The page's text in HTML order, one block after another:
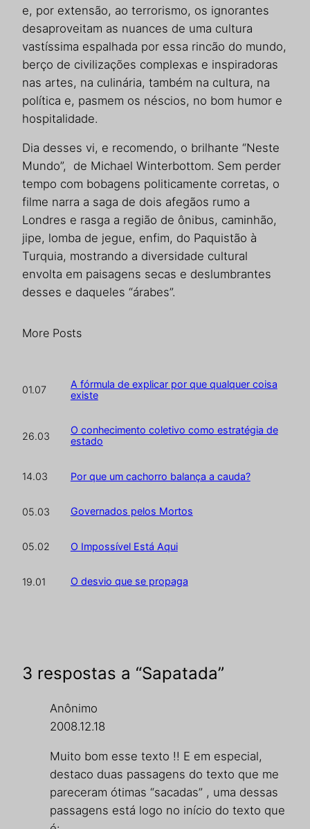
e, por extensão, ao terrorismo, os ignorantes
desaproveitam as nuances de uma cultura
vastíssima espalhada por essa rincão do mundo,
berço de civilizações complexas e inspiradoras
nas artes, na culinária, também na cultura, na
política e, pasmem os néscios, no bom humor e
hospitalidade.
Dia desses vi, e recomendo, o brilhante “Neste
Mundo”, de Michael Winterbottom. Sem perder
tempo com bobagens politicamente corretas, o
filme narra a saga de dois afegãos rumo a
Londres e rasga a região de ônibus, caminhão,
jipe, lomba de jegue, enfim, do Paquistão à
Turquia, mostrando a diversidade cultural
envolta em paisagens secas e deslumbrantes
desses e daqueles “árabes”.
More Posts
01.07
A fórmula de explicar por que qualquer coisa
existe
26.03
O conhecimento coletivo como estratégia de
estado
14.03 Por que um cachorro balança a cauda?
05.03 Governados pelos Mortos
05.02 O Impossível Está Aqui
19.01 O desvio que se propaga
3 respostas a “Sapatada”
Anônimo
2008.12.18
Muito bom esse texto !! E em especial,
destaco duas passagens do texto que me
pareceram ótimas “sacadas” , uma dessas
passagens está logo no início do texto que